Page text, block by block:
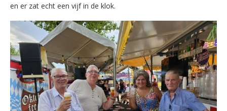
en er zat echt een vijf in de klok.